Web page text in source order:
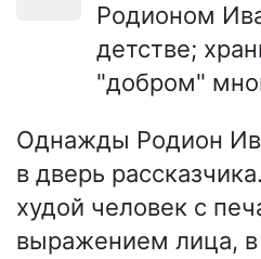
Родионом
детстве;
"добром"
Однажды Родион
в дверь
худой человек с
выражением лица,